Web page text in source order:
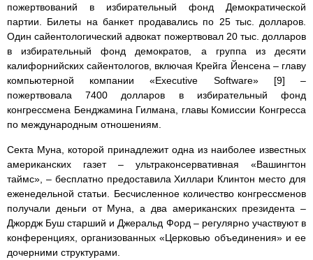
пожертвований в избирательный фонд Демократической
партии. Билеты на банкет продавались по 25 тыс. долларов.
Один сайентологический адвокат пожертвовал 20 тыс. долларов
в избирательный фонд демократов, а группа из десяти
калифорнийских сайентологов, включая Крейга Йенсена – главу
компьютерной компании «Executive Software» [9] –
пожертвовала 7400 долларов в избирательный фонд
конгрессмена Бенджамина Гилмана, главы Комиссии Конгресса
по международным отношениям.
Секта Муна, которой принадлежит одна из наиболее известных
американских газет – ультраконсервативная «Вашингтон
таймс», – бесплатно предоставила Хиллари Клинтон место для
еженедельной статьи. Бесчисленное количество конгрессменов
получали деньги от Муна, а два американских президента –
Джордж Буш старший и Джеральд Форд – регулярно участвуют в
конференциях, организованных «Церковью объединения» и ее
дочерними структурами.